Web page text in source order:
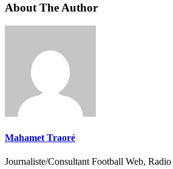
About The Author
Mahamet Traoré
Journaliste/Consultant Football Web,